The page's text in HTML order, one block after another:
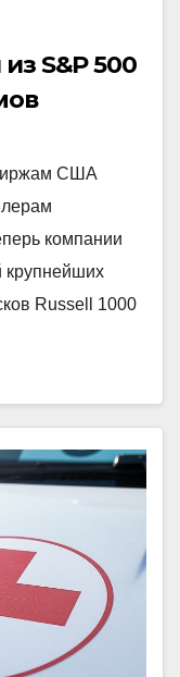
S&P 500
США
компании
крупнейших
Russell 1000